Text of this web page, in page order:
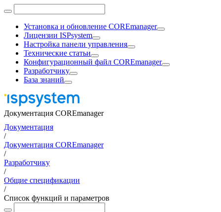
Установка и обновление COREmanager
Лицензии ISPsystem
Настройка панели управления
Технические статьи
Конфигурационный файл COREmanager
Разработчику
База знаний
Документация COREmanager
Документация
/
Документация COREmanager
/
Разработчику
/
Общие спецификации
/
Список функций и параметров